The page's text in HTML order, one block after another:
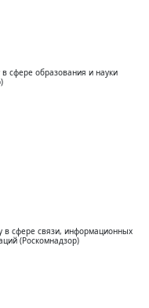
сфере образования и науки
в сфере связи, информационных
(Роскомнадзор)